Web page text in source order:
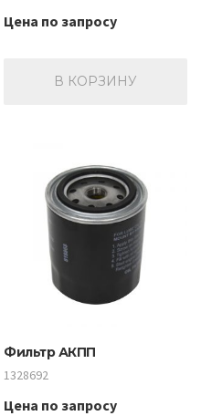
Цена по запросу
В КОРЗИНУ
Фильтр АКПП
1328692
Цена по запросу